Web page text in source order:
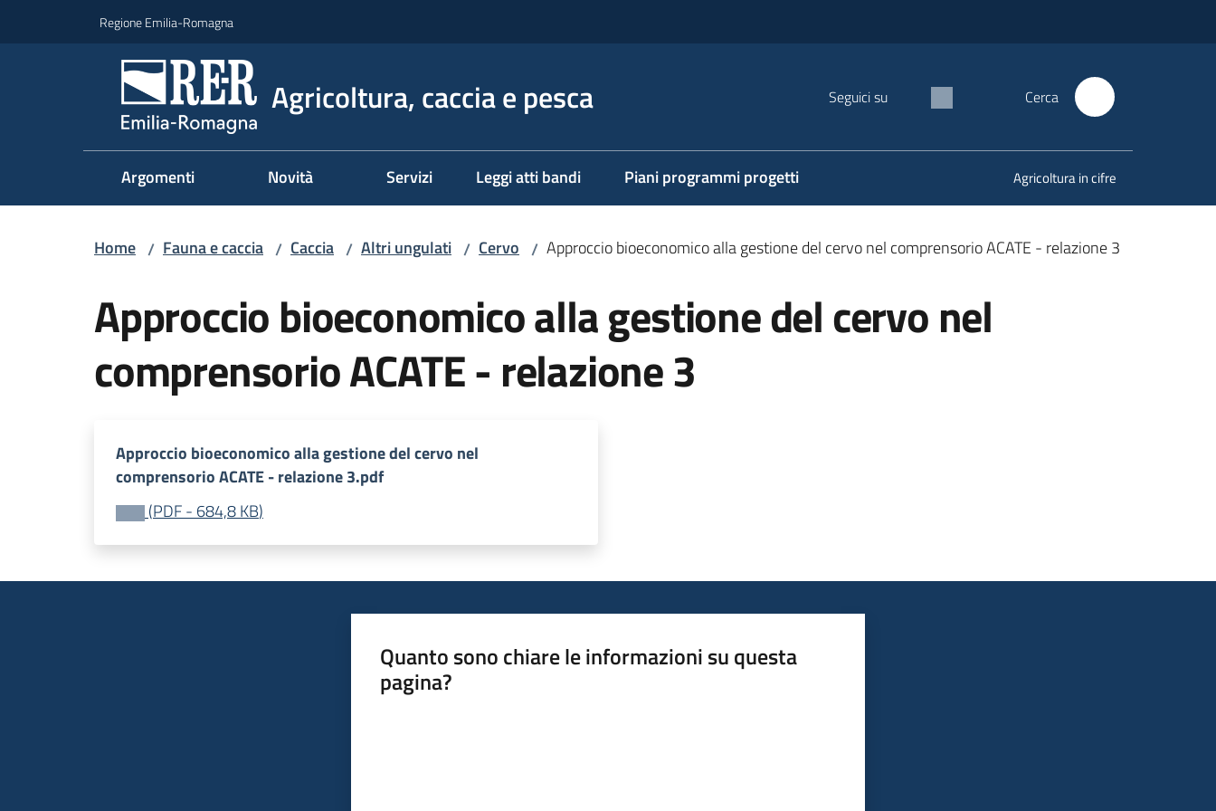
Regione Emilia-Romagna
Agricoltura, caccia e pesca Seguici su Cerca
Argomenti Novità Servizi Leggi atti bandi Piani programmi progetti Agricoltura in cifre
Home / Fauna e caccia / Caccia / Altri ungulati / Cervo / Approccio bioeconomico alla gestione del cervo nel comprensorio ACATE - relazione 3
Approccio bioeconomico alla gestione del cervo nel
comprensorio ACATE - relazione 3
Approccio bioeconomico alla gestione del cervo nel
comprensorio ACATE - relazione 3.pdf
(PDF- 684,8 KB)
Quanto sono chiare le informazioni su questa
pagina?